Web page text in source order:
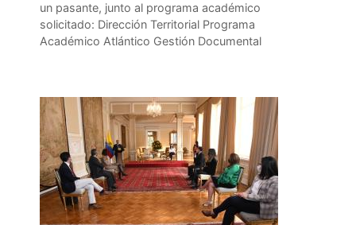
un pasante, junto al programa académico
solicitado: Dirección Territorial Programa
Académico Atlántico Gestión Documental